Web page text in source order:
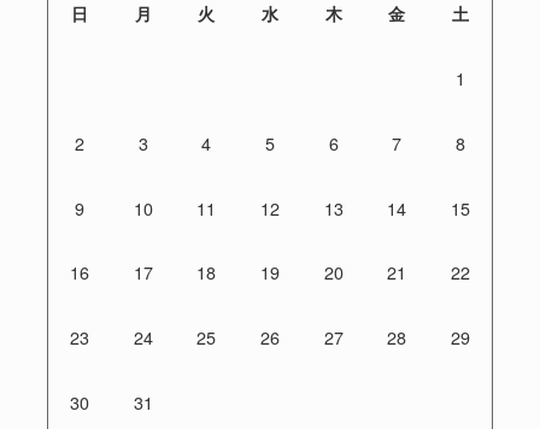
日 月 火 水 木 金 土
1
2 3 4 5 6 7 8
9 10 11 12 13 14 15
16 17 18 19 20 21 22
23 24 25 26 27 28 29
30 31